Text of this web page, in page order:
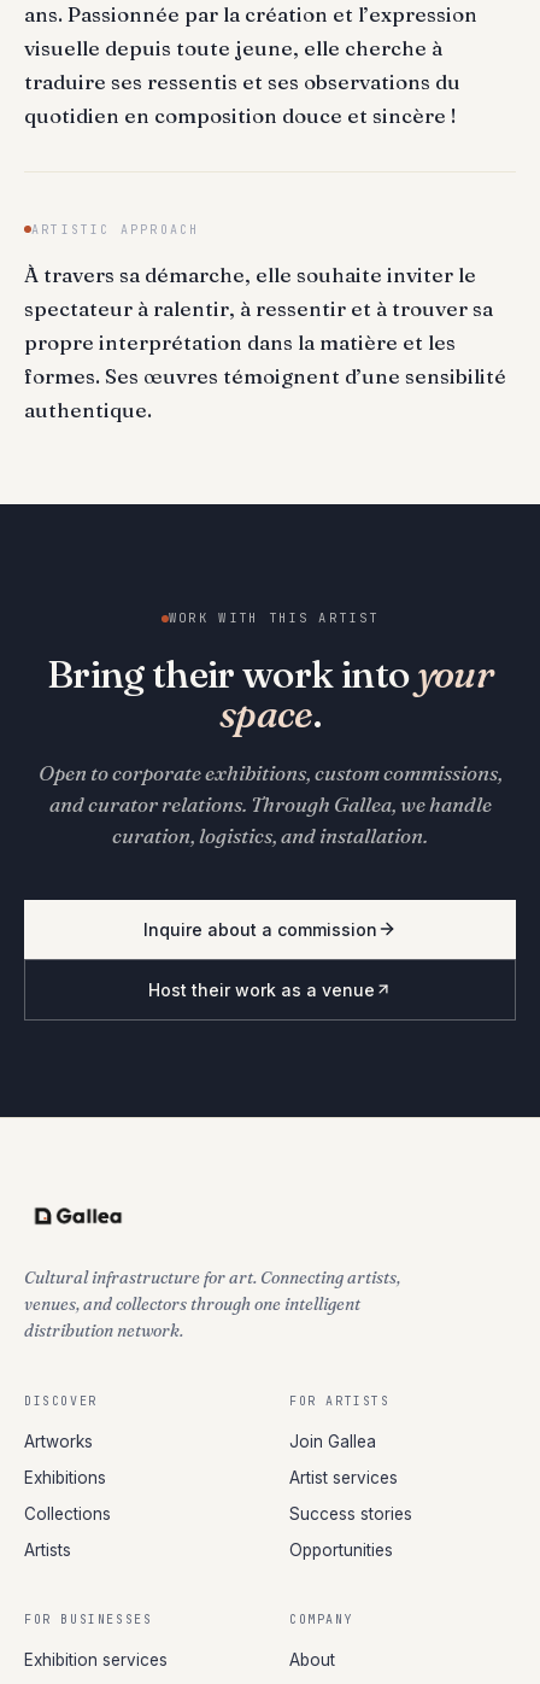
ans. Passionnée par la création et l’expression
visuelle depuis toute jeune, elle cherche à
traduire ses ressentis et ses observations du
quotidien en composition douce et sincère !
ARTISTIC APPROACH
À travers sa démarche, elle souhaite inviter le
spectateur à ralentir, à ressentir et à trouver sa
propre interprétation dans la matière et les
formes. Ses œuvres témoignent d’une sensibilité
authentique.
WORK WITH THIS ARTIST
Bring their work intoyour
space.
Open to corporate exhibitions, custom commissions,
and curator relations. Through Gallea, we handle
curation, logistics, and installation.
Inquire about a commission
Host their work as a venue
Cultural infrastructure for art. Connecting artists,
venues, and collectors through one intelligent
distribution network.
DISCOVER
Artworks
Exhibitions
Collections
Artists
FOR ARTISTS
Join Gallea
Artist services
Success stories
Opportunities
FOR BUSINESSES
Exhibition services
COMPANY
About